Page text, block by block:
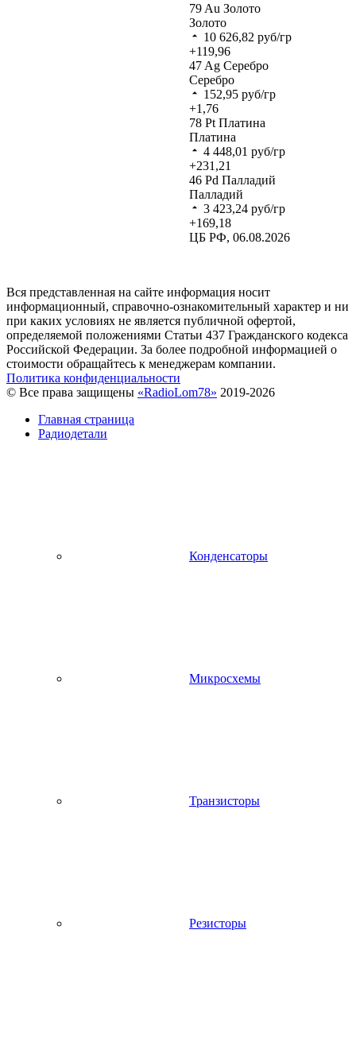
79 Au Золото
Золото
10 626,82 руб/гр
+119,96
47 Ag Серебро
Серебро
152,95 руб/гр
+1,76
78 Pt Платина
Платина
4 448,01 руб/гр
+231,21
46 Pd Палладий
Палладий
3 423,24 руб/гр
+169,18
ЦБ РФ, 06.08.2026
Вся представленная на сайте информация носит
информационный, справочно-ознакомительный характер и ни
при каких условиях не является публичной офертой,
определяемой положениями Статьи 437 Гражданского кодекса
Российской Федерации. За более подробной информацией о
стоимости обращайтесь к менеджерам компании.
Политика конфиденциальности
© Все права защищены «RadioLom78» 2019-2026
Главная страница
Радиодетали
Конденсаторы
Микросхемы
Транзисторы
Резисторы